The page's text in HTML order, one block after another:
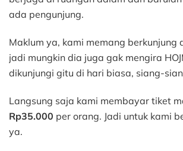
ada pengunjung.
Maklum ya, kami memang berkunjung
jadi mungkin dia juga gak mengira
dikunjungi gitu di hari biasa, siang-
Langsung saja kami membayar tiket
Rp35.000 per orang. Jadi untuk kami
ya.